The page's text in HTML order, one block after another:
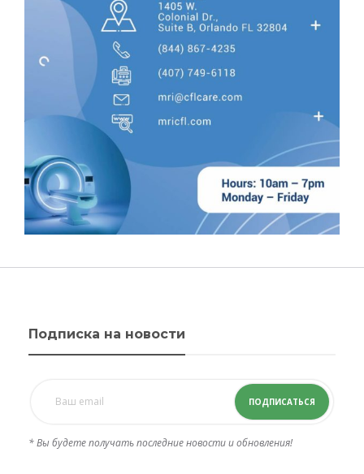
Подписка на новости
ПОДПИСАТЬСЯ
* Вы будете получать последние новости и обновления!